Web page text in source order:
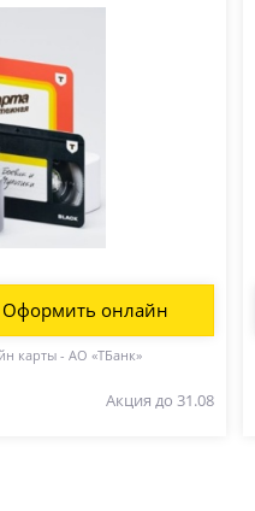
Оформить онлайн
карты - АО «ТБанк»
Акция до 31.08